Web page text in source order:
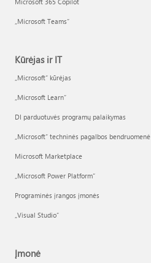
„Microsoft Teams“
Kūrėjas ir IT
„Microsoft“ kūrėjas
„Microsoft Learn“
DI parduotuvės programų palaikymas
„Microsoft“ techninės pagalbos bendruomenė
Microsoft Marketplace
„Microsoft Power Platform“
Programinės įrangos įmonės
„Visual Studio“
Įmonė